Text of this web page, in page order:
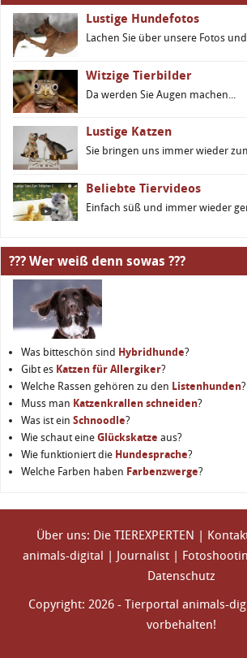
Lustige Hundefotos
Lachen Sie über unsere Fotos
Witzige Tierbilder
Da werden Sie Augen machen...
Lustige Katzen
Sie bringen uns immer wieder
Beliebte Tiervideos
Einfach süß und immer wieder
??? Wer weiß denn sowas ???
Was bitteschön sind Hybridhunde?
Gibt es Katzen für Allergiker?
Welche Rassen gehören zu den Listenhunden?
Muss man Katzenkrallen schneiden?
Was ist ein Schnoodle?
Wie schaut eine Glückskatze aus?
Wie funktioniert die Hundesprache?
Welche Farben haben Farbenzwerge?
Über uns: Die TIEREXPERTEN |
animals-digital | Journalist |
Datenschutz
Copyright: 2026 - Tierportal animals-
vorbehalten!